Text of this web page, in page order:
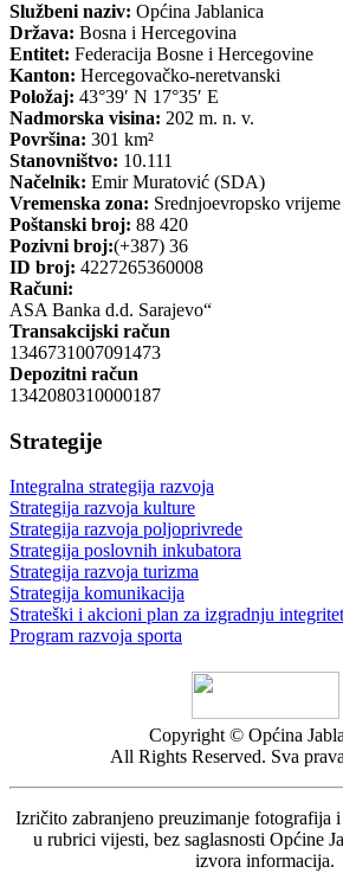
Službeni naziv: Općina Jablanica
Država: Bosna i Hercegovina
Entitet: Federacija Bosne i Hercegovine
Kanton: Hercegovačko-neretvanski
Položaj: 43°39′ N 17°35′ E
Nadmorska visina: 202 m. n. v.
Površina: 301 km²
Stanovništvo: 10.111
Načelnik: Emir Muratović (SDA)
Vremenska zona: Srednjoevropsko vrijeme
Poštanski broj: 88 420
Pozivni broj:(+387) 36
ID broj: 4227265360008
Računi:
ASA Banka d.d. Sarajevo“
Transakcijski račun
1346731007091473
Depozitni račun
1342080310000187
Strategije
Integralna strategija razvoja
Strategija razvoja kulture
Strategija razvoja poljoprivrede
Strategija poslovnih inkubatora
Strategija razvoja turizma
Strategija komunikacija
Strateški i akcioni plan za izgradnju
Program razvoja sporta
Copyright © Općina
All Rights Reserved. Sva
Izričito zabranjeno preuzimanje fotografija
u rubrici vijesti, bez saglasnosti Općine
izvora informacija.